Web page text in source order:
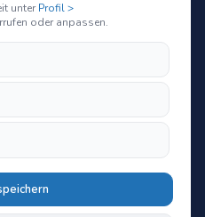
unterProfil >
oder anpassen.
in Kitas
nix!